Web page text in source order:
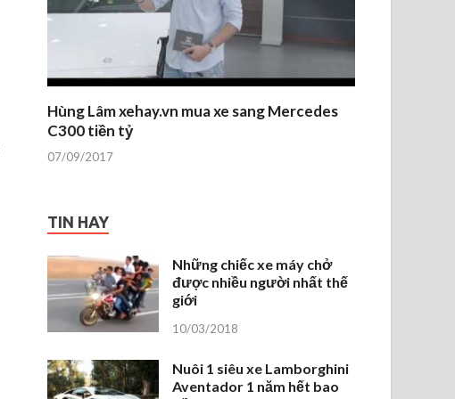
Hùng Lâm xehay.vn mua xe sang Mercedes
C300 tiền tỷ
07/09/2017
TIN HAY
Những chiếc xe máy chở
được nhiều người nhất thế
giới
10/03/2018
Nuôi 1 siêu xe Lamborghini
Aventador 1 năm hết bao